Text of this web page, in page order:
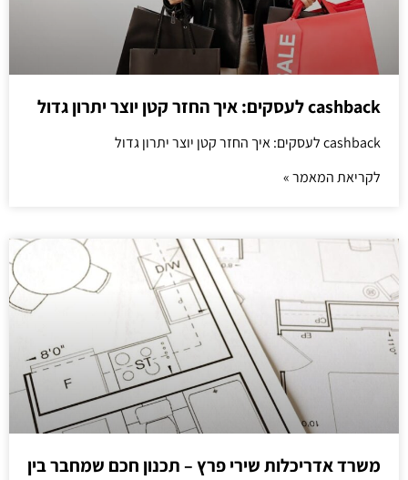
cashback לעסקים: איך החזר קטן יוצר יתרון גדול
cashback לעסקים: איך החזר קטן יוצר יתרון גדול
לקריאת המאמר »
משרד אדריכלות שירי פרץ – תכנון חכם שמחבר בין